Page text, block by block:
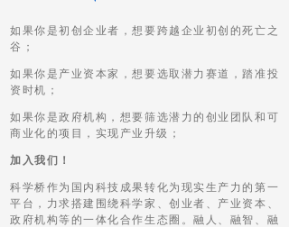
如果你是初创企业者，想要跨越企业初创的死亡之
谷；
如果你是产业资本家，想要选取潜力赛道，踏准投
资时机；
如果你是政府机构，想要筛选潜力的创业团队和可
商业化的项目，实现产业升级；
加入我们！
科学桥作为国内科技成果转化为现实生产力的第一
平台，力求搭建围绕科学家、创业者、产业资本、
政府机构等的一体化合作生态圈。融人、融智、融